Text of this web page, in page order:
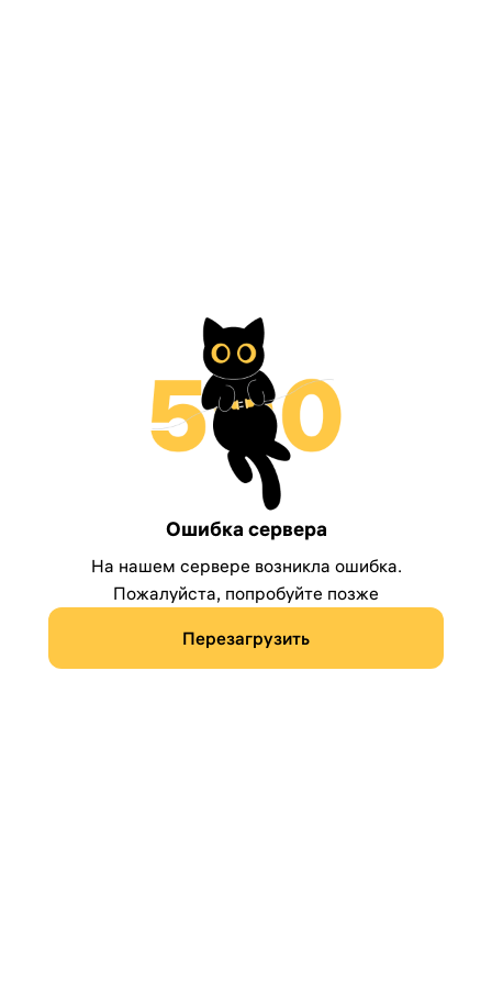
Ошибка сервера
На нашем сервере возникла ошибка.
Пожалуйста, попробуйте позже
Перезагрузить